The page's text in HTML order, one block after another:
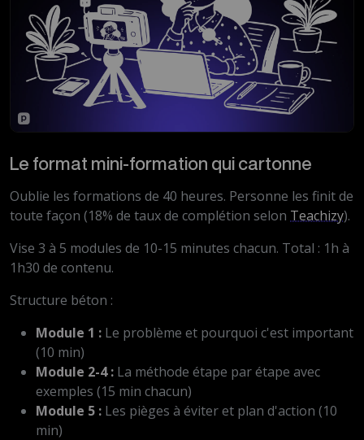
Le format mini-formation qui cartonne
Oublie les formations de 40 heures. Personne les finit de
toute façon (18% de taux de complétion selon Teachizy).
Vise 3 à 5 modules de 10-15 minutes chacun. Total : 1h à
1h30 de contenu.
Structure béton :
Module 1 : Le problème et pourquoi c'est important
(10 min)
Module 2-4 : La méthode étape par étape avec
exemples (15 min chacun)
Module 5 : Les pièges à éviter et plan d'action (10
min)